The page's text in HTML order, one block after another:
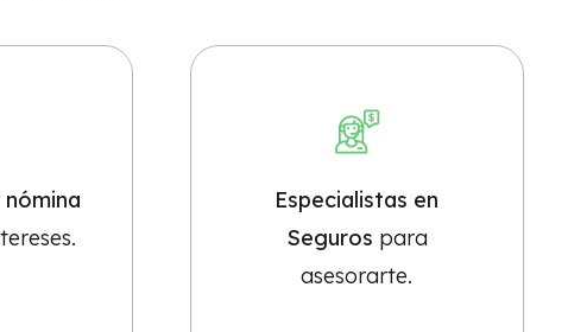
Especialistas en
Seguros para
asesorarte.